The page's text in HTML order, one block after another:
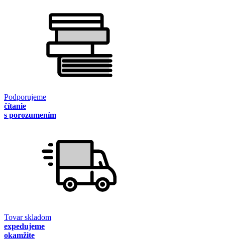
Podporujeme
čítanie
s porozumením
Tovar skladom
expedujeme
okamžite